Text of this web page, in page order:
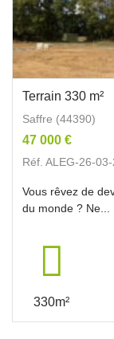
Terrain 330 m²
Saffre (44390)
47 000 €
Réf. ALEG-26-
Vous rêvez de
du monde ? Ne...
330m²